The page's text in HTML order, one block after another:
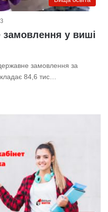
замовлення у виші
замовлення за
84,6 тис…